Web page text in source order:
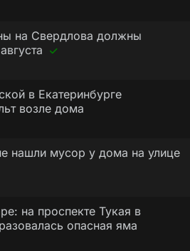
на Свердлова должны
в Екатеринбурге
возле дома
нашли мусор у дома на улице
на проспекте Тукая в
опасная яма